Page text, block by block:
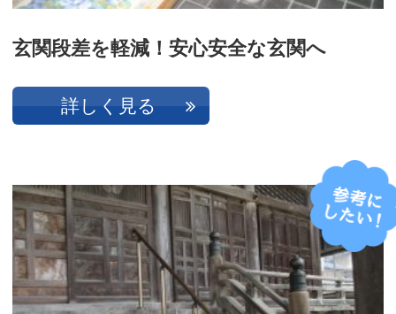
玄関段差を軽減！安心安全な玄関へ
詳しく見る